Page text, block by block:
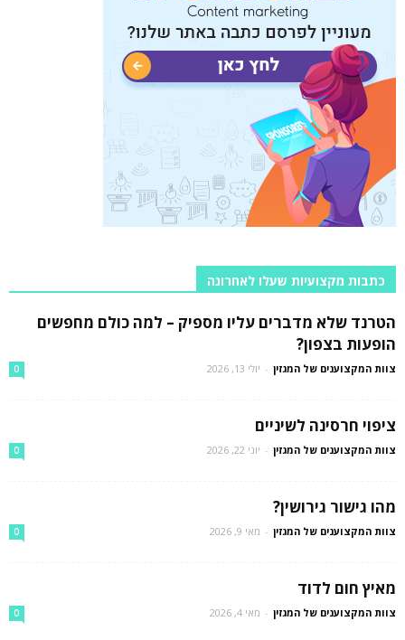
כתבות מקצועיות שעלו לאחרונה
הטרנד שלא מדברים עליו מספיק – למה כולם מחפשים
הופעות בצפון?
צוות המקצוענים של המגזין - יולי 13, 2026 0
ציפוי חרסינה לשיניים
צוות המקצוענים של המגזין - יוני 22, 2026 0
מהו גישור גירושין?
צוות המקצוענים של המגזין - מאי 9, 2026 0
מאיץ חום לדוד
צוות המקצוענים של המגזין - מאי 4, 2026 0